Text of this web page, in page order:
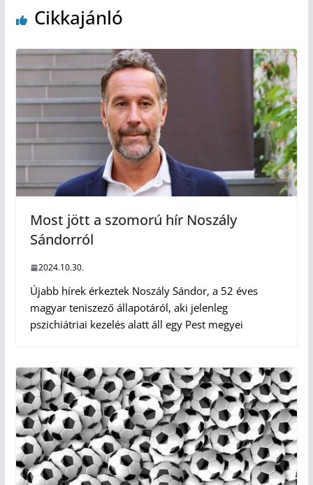
Cikkajánló
Most jött a szomorú hír Noszály
Sándorról
2024.10.30.
Újabb hírek érkeztek Noszály Sándor, a 52 éves
magyar teniszező állapotáról, aki jelenleg
pszichiátriai kezelés alatt áll egy Pest megyei